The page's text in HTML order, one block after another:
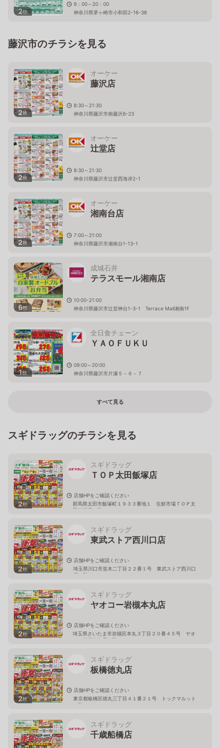
2枚
9：00～20：00
神奈川県茅ヶ崎市小和田2-16-38
藤沢市のチラシを見る
2枚
オーケー
藤沢店
8:30～21:30
神奈川県藤沢市南藤沢6-23
2枚
オーケー
辻堂店
8:30～21:30
神奈川県藤沢市辻堂西海岸2-1
2枚
オーケー
湘南台店
7:00～21:00
神奈川県藤沢市湘南台1-13-1
6枚
成城石井
テラスモール湘南店
10:00-21:00
神奈川県藤沢市辻堂神台1-3-1 Terrace Mall湘南1F
1枚
全日食チェーン
ＹＡＯＦＵＫＵ
09:00～20:00
神奈川県藤沢市片瀬５－６－７
すべて見る
スギドラッグのチラシを見る
2枚
スギドラッグ
ＴＯＰ太田飯塚店
店舗HPをご確認ください
群馬県太田市飯塚町１９３３番地１ 生鮮市場ＴＯＰ太
田飯塚店１階
2枚
スギドラッグ
東武ストア西川口店
店舗HPをご確認ください
埼玉県川口市並木二丁目２２番１号 東武ストア西川口
店２階
2枚
スギドラッグ
ヤオコー岩槻本丸店
店舗HPをご確認ください
埼玉県さいたま市岩槻区本丸３丁目２０番４５号 ヤオ
コー岩槻本丸店２階
2枚
スギドラッグ
板橋徳丸店
店舗HPをご確認ください
東京都板橋区徳丸三丁目４１番２１号 トックマルット
１階
スギドラッグ
千歳船橋店